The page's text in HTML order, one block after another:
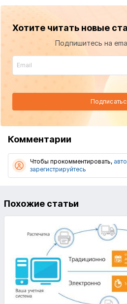
Хотите читать новые
Подпишитесь на
Комментарии
Чтобы прокомментировать,
зарегистрируйтесь
Похожие статьи